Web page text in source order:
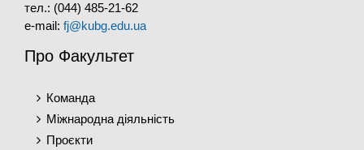
тел.: (044) 485-21-62
e-mail: fj@kubg.edu.ua
Про Факультет
Команда
Міжнародна діяльність
Проєкти